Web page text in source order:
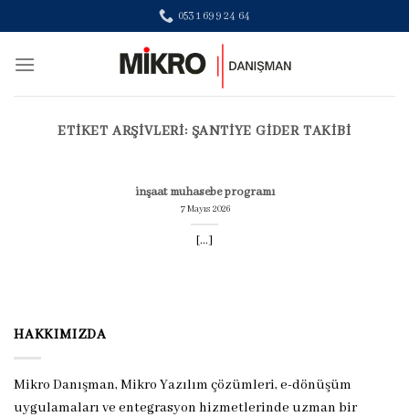
to
content
0531 699 24 64
ETIKET ARŞIVLERI: ŞANTIYE GIDER TAKIBI
inşaat muhasebe programı
7 Mayıs 2026
[...]
HAKKIMIZDA
Mikro Danışman, Mikro Yazılım çözümleri, e-dönüşüm
uygulamaları ve entegrasyon hizmetlerinde uzman bir